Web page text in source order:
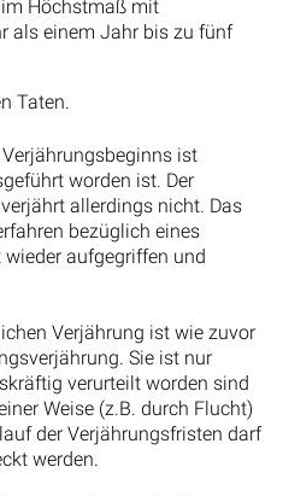
Höchstmaß mit
als einem Jahr bis zu fünf
Taten.
ist
worden ist. Der
allerdings nicht. Das
bezüglich eines
aufgegriffen und
Verjährung ist wie zuvor
Sie ist nur
verurteilt worden sind
Weise (z.B. durch Flucht)
der Verjährungsfristen darf
werden.